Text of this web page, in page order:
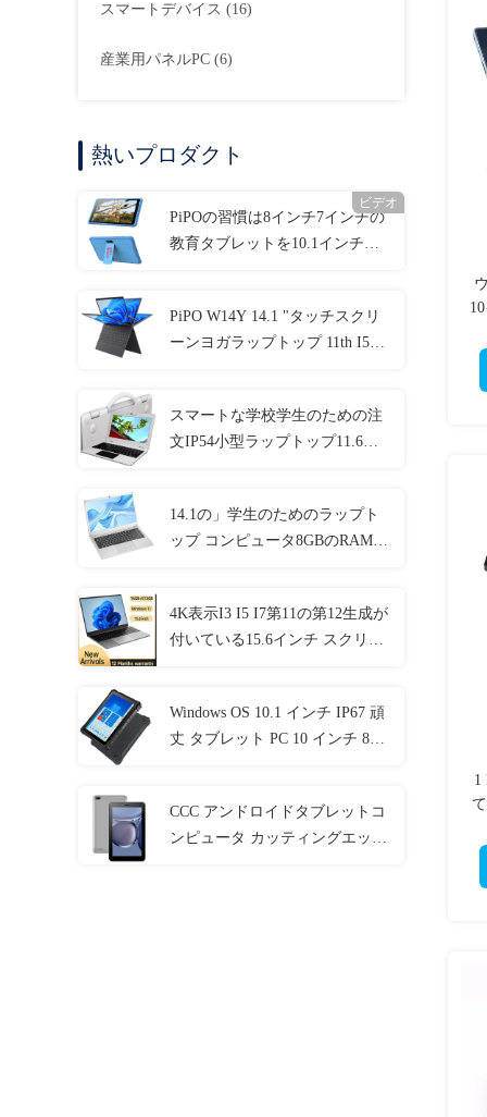
スマートデバイス (16)
産業用パネルPC (6)
熱いプロダクト
ビデオ
PiPOの習慣は8インチ7インチの
教育タブレットを10.1インチか
PiPO W14Y 14.1 "タッチスクリ
ーンヨガラップトップ 11th I5
スマートな学校学生のための注
文IP54小型ラップトップ11.6の
14.1の」学生のためのラップト
ップ コンピュータ8GBのRAM
4K表示I3 I5 I7第11の第12生成が
付いている15.6インチ スクリー
Windows OS 10.1 インチ IP67 頑
丈 タブレット PC 10 インチ 8GB
CCC アンドロイドタブレットコ
ンピュータ カッティングエッジ
1